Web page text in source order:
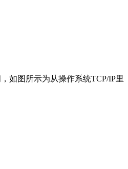
如图所示为从操作系统TCP/IP里